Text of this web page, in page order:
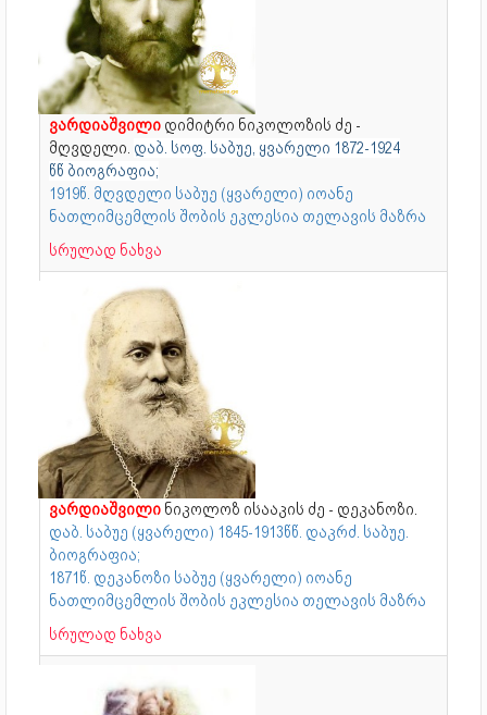
ვარდიაშვილი დიმიტრი ნიკოლოზის ძე -
მღვდელი. დაბ. სოფ. საბუე, ყვარელი 1872-1924
წწ ბიოგრაფია;
1919წ. მღვდელი საბუე (ყვარელი) იოანე
ნათლიმცემლის შობის ეკლესია თელავის მაზრა
სრულად ნახვა
ვარდიაშვილი ნიკოლოზ ისააკის ძე - დეკანოზი.
დაბ. საბუე (ყვარელი) 1845-1913წწ. დაკრძ. საბუე.
ბიოგრაფია;
1871წ. დეკანოზი საბუე (ყვარელი) იოანე
ნათლიმცემლის შობის ეკლესია თელავის მაზრა
სრულად ნახვა